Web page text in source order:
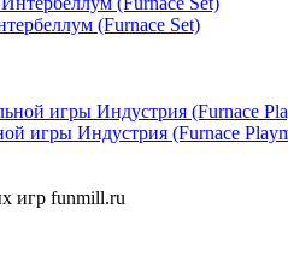
(Furnace Set)
игры Индустрия (Furnace
игр funmill.ru